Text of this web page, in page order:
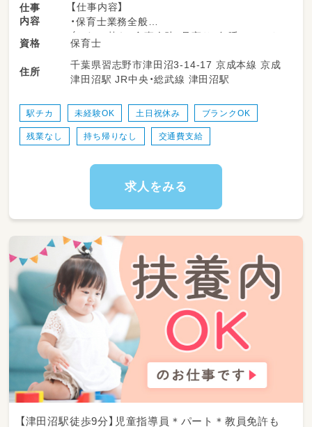
仕事
内容
【仕事内容】
・保育士業務全般
（おむつ替え、食事介助、見守り、午睡チェック
等）
資格 保育士
住所
千葉県習志野市津田沼3-14-17 京成本線 京成
津田沼駅 JR中央・総武線 津田沼駅
駅チカ 未経験OK 土日祝休み ブランクOK
残業なし 持ち帰りなし 交通費支給
求人をみる
【津田沼駅徒歩9分】児童指導員＊パート＊教員免許も